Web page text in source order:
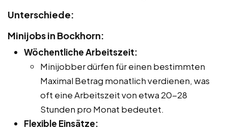
Unterschiede:
Minijobs in Bockhorn:
Wöchentliche Arbeitszeit:
Minijobber dürfen für einen bestimmten
Maximal Betrag monatlich verdienen, was
oft eine Arbeitszeit von etwa 20-28
Stunden pro Monat bedeutet.
Flexible Einsätze: